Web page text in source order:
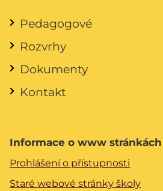
Pedagogové
Rozvrhy
Dokumenty
Kontakt
Informace o www stránkách
Prohlášení o přístupnosti
Staré webové stránky školy